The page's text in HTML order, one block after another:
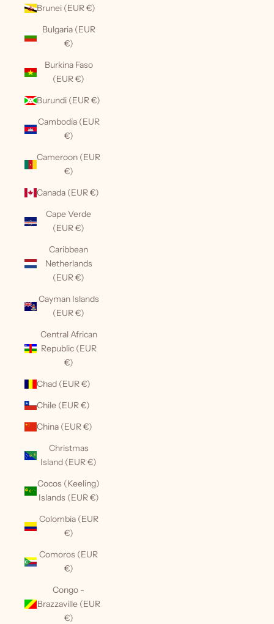
Brunei (EUR €)
Bulgaria (EUR
€)
Burkina Faso
(EUR €)
Burundi (EUR €)
Cambodia (EUR
€)
Cameroon (EUR
€)
Canada (EUR €)
Cape Verde
(EUR €)
Caribbean
Netherlands
(EUR €)
Cayman Islands
(EUR €)
Central African
Republic (EUR
€)
Chad (EUR €)
Chile (EUR €)
China (EUR €)
Christmas
Island (EUR €)
Cocos (Keeling)
Islands (EUR €)
Colombia (EUR
€)
Comoros (EUR
€)
Congo -
Brazzaville (EUR
€)